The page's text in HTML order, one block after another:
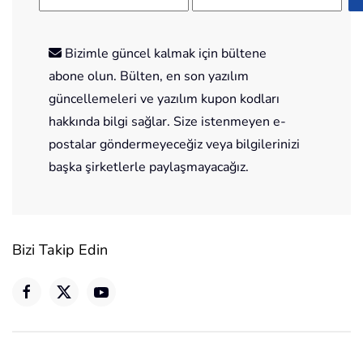
Bizimle güncel kalmak için bültene
abone olun. Bülten, en son yazılım
güncellemeleri ve yazılım kupon kodları
hakkında bilgi sağlar. Size istenmeyen e-
postalar göndermeyeceğiz veya bilgilerinizi
başka şirketlerle paylaşmayacağız.
Bizi Takip Edin